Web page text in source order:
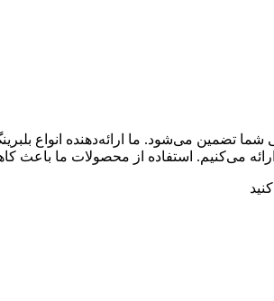
تضمین می‌شود. ما ارائه‌دهنده انواع
می‌کنیم. استفاده از محصولات ما